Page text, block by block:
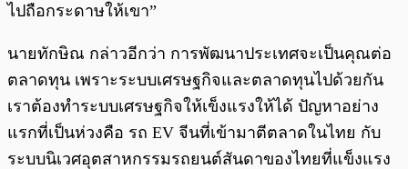
ไปถือกระดาษให้เขา”
นายทักษิณ กล่าวอีกว่า การพัฒนาประเทศจะเป็นคุณต่อ
ตลาดทุน เพราะระบบเศรษฐกิจและตลาดทุนไปด้วยกัน
เราต้องทำระบบเศรษฐกิจให้เข็งแรงให้ได้ ปัญหาอย่าง
แรกที่เป็นห่วงคือ รถ EV จีนที่เข้ามาตีตลาดในไทย กับ
ระบบนิเวศอุตสาหกรรมรถยนต์สันดาของไทยที่แข็งแรง